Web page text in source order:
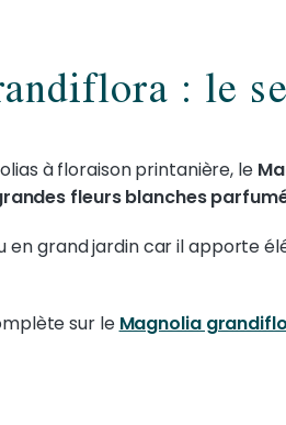
: le
à floraison printanière, le
fleurs blanches
en grand jardin car il apporte
sur le Magnolia